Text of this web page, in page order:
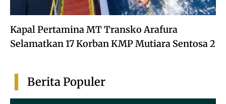
Kapal Pertamina MT Transko Arafura
Selamatkan 17 Korban KMP Mutiara Sentosa 2
Berita Populer